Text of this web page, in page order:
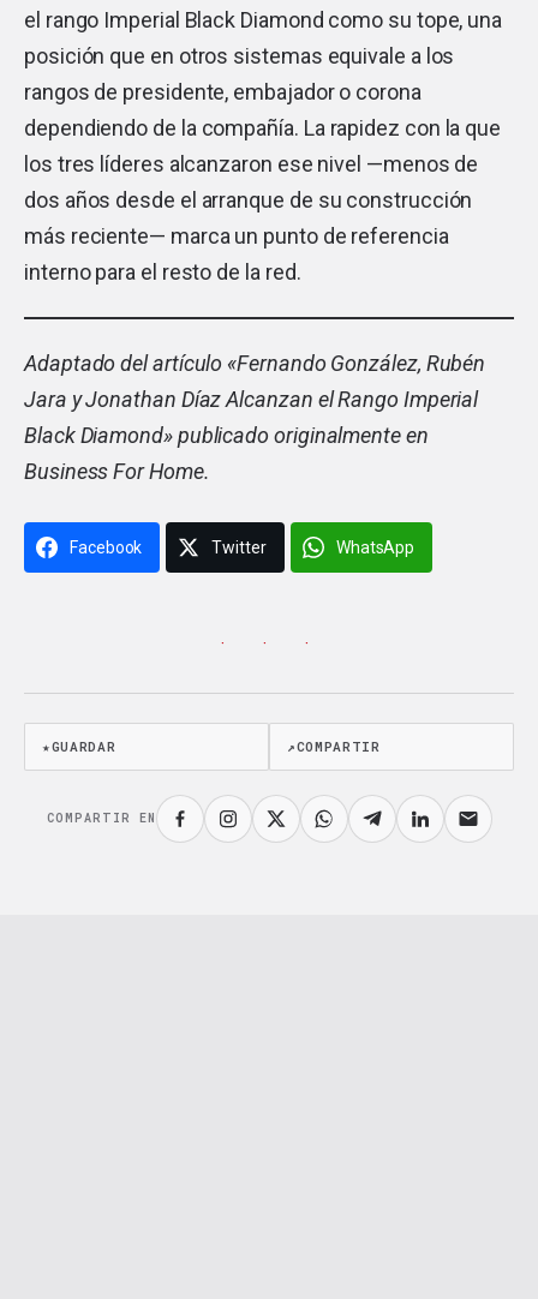
el rango Imperial Black Diamond como su tope, una
posición que en otros sistemas equivale a los
rangos de presidente, embajador o corona
dependiendo de la compañía. La rapidez con la que
los tres líderes alcanzaron ese nivel —menos de
dos años desde el arranque de su construcción
más reciente— marca un punto de referencia
interno para el resto de la red.
Adaptado del artículo «Fernando González, Rubén
Jara y Jonathan Díaz Alcanzan el Rango Imperial
Black Diamond» publicado originalmente en
Business For Home.
Facebook Twitter WhatsApp
· · ·
★GUARDAR ↗COMPARTIR
COMPARTIR EN